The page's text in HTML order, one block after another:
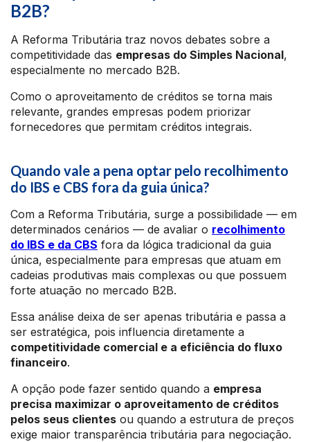
B2B?
A Reforma Tributária traz novos debates sobre a
competitividade das empresas do Simples Nacional,
especialmente no mercado B2B.
Como o aproveitamento de créditos se torna mais
relevante, grandes empresas podem priorizar
fornecedores que permitam créditos integrais.
Quando vale a pena optar pelo recolhimento
do IBS e CBS fora da guia única?
Com a Reforma Tributária, surge a possibilidade — em
determinados cenários — de avaliar o recolhimento
do IBS e da CBS fora da lógica tradicional da guia
única, especialmente para empresas que atuam em
cadeias produtivas mais complexas ou que possuem
forte atuação no mercado B2B.
Essa análise deixa de ser apenas tributária e passa a
ser estratégica, pois influencia diretamente a
competitividade comercial e a eficiência do fluxo
financeiro.
A opção pode fazer sentido quando a empresa
precisa maximizar o aproveitamento de créditos
pelos seus clientes ou quando a estrutura de preços
exige maior transparência tributária para negociação.